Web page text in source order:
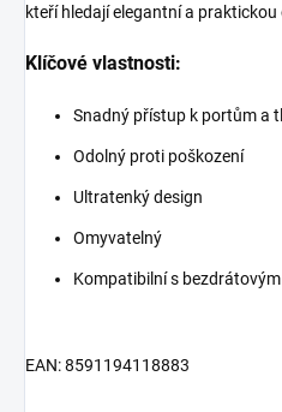
kteří hledají elegantní a
Klíčové vlastnosti:
Snadný přístup k portům a
Odolný proti poškození
Ultratenký design
Omyvatelný
Kompatibilní s
EAN: 8591194118883